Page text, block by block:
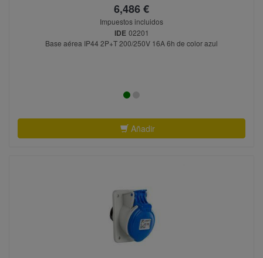
6,486 €
Impuestos incluidos
IDE 02201
Base aérea IP44 2P+T 200/250V 16A 6h de color azul
Añadir